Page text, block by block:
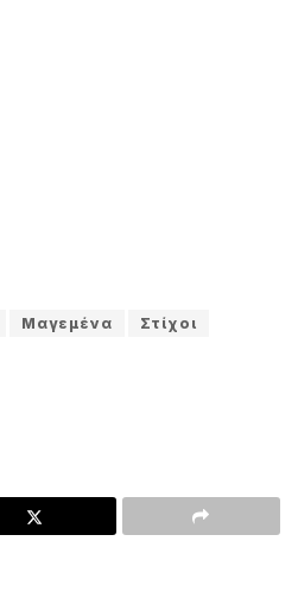
Μαγεμένα Στίχοι